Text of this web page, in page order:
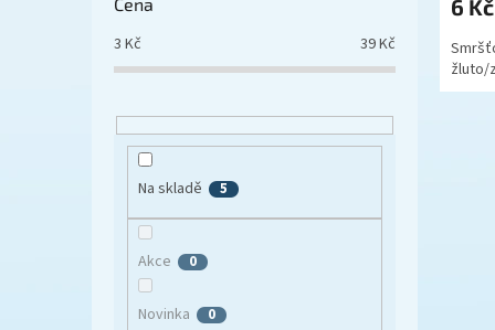
3 Kč 39Kč
Na skladě 5
Akce 0
Novinka 0
6
žluto/